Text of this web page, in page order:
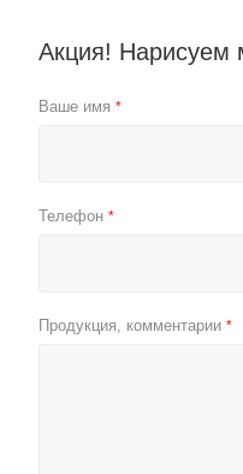
Акция! Нарисуем
Ваше имя *
Телефон *
Продукция, комментарии *